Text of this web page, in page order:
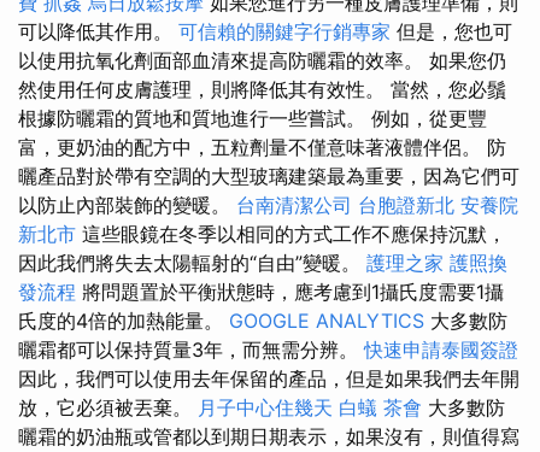
可以降低其作用。 可信賴的關鍵字行銷專家 但是，您也可
以使用抗氧化劑面部血清來提高防曬霜的效率。 如果您仍
然使用任何皮膚護理，則將降低其有效性。 當然，您必鬚
根據防曬霜的質地和質地進行一些嘗試。 例如，從更豐
富，更奶油的配方中，五粒劑量不僅意味著液體伴侶。 防
曬產品對於帶有空調的大型玻璃建築最為重要，因為它們可
以防止內部裝飾的變暖。 台南清潔公司 台胞證新北 安養院
新北市 這些眼鏡在冬季以相同的方式工作不應保持沉默，
因此我們將失去太陽輻射的“自由”變暖。 護理之家 護照換
發流程 將問題置於平衡狀態時，應考慮到1攝氏度需要1攝
氏度的4倍的加熱能量。 GOOGLE ANALYTICS 大多數防
曬霜都可以保持質量3年，而無需分辨。快速申請泰國簽證
因此，我們可以使用去年保留的產品，但是如果我們去年開
放，它必須被丟棄。 月子中心住幾天 白蟻 茶會 大多數防
曬霜的奶油瓶或管都以到期日期表示，如果沒有，則值得寫